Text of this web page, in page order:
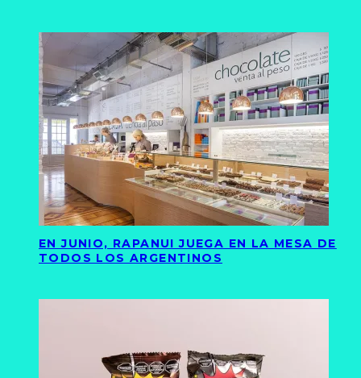
EN JUNIO, RAPANUI JUEGA EN LA MESA DE
TODOS LOS ARGENTINOS